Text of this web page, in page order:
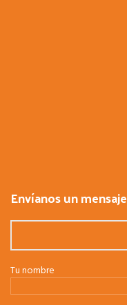
Envíanos un mensaje
Tu nombre